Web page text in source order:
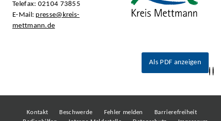
Telefax: 02104 73855
E-Mail: presse@kreis-
mettmann.de
Als PDF anzeigen
Kontakt Beschwerde Fehler melden
Barrierefreiheit